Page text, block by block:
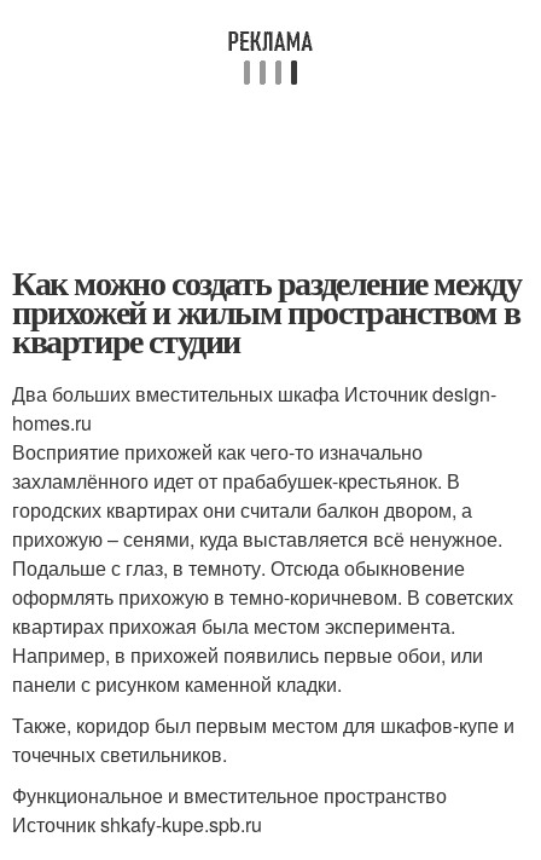
Как можно создать разделение между
прихожей и жилым пространством в
квартире студии
Два больших вместительных шкафа Источник design-
homes.ru
Восприятие прихожей как чего-то изначально
захламлённого идет от прабабушек-крестьянок. В
городских квартирах они считали балкон двором, а
прихожую – сенями, куда выставляется всё ненужное.
Подальше с глаз, в темноту. Отсюда обыкновение
оформлять прихожую в темно-коричневом. В советских
квартирах прихожая была местом эксперимента.
Например, в прихожей появились первые обои, или
панели с рисунком каменной кладки.
Также, коридор был первым местом для шкафов-купе и
точечных светильников.
Функциональное и вместительное пространство
Источник shkafy-kupe.spb.ru